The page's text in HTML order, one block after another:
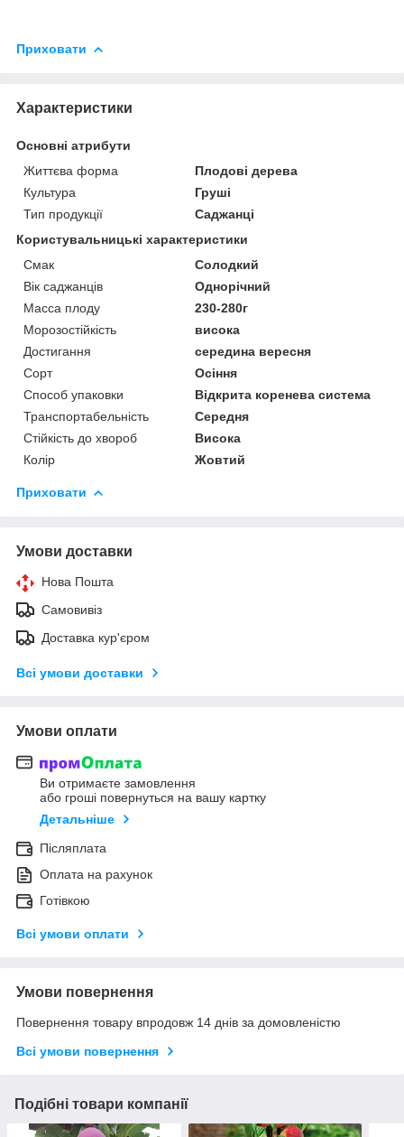
Приховати
Характеристики
Основні атрибути
Життєва форма
Плодові дерева
Культура
Груші
Тип продукції
Саджанці
Користувальницькі характеристики
Смак
Солодкий
Вік саджанців
Однорічний
Масса плоду
230-280г
Морозостійкість
висока
Достигання
середина вересня
Сорт
Осіння
Способ упаковки
Відкрита коренева система
Транспортабельність
Середня
Стійкість до хвороб
Висока
Колір
Жовтий
Приховати
Умови доставки
Нова Пошта
Самовивіз
Доставка кур'єром
Всі умови доставки
Умови оплати
Ви отримаєте замовлення
або гроші повернуться на вашу картку
Детальніше
Післяплата
Оплата на рахунок
Готівкою
Всі умови оплати
Умови повернення
Повернення товару впродовж 14 днів за домовленістю
Всі умови повернення
Подібні товари компанії